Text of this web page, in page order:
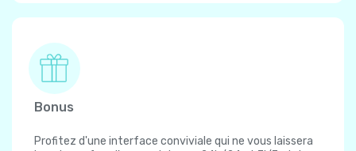
Bonus
Profitez d'une interface conviviale qui ne vous laissera